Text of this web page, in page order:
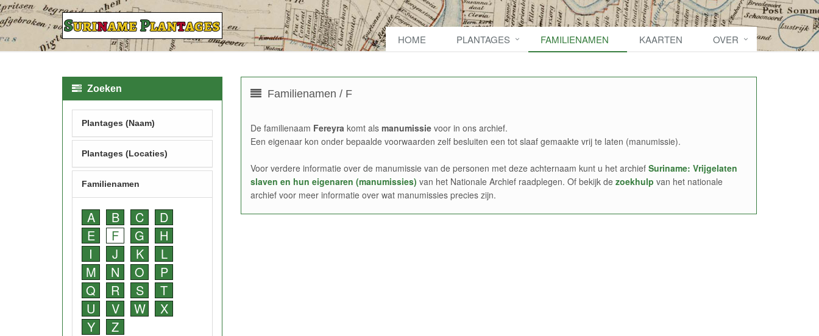
HOME PLANTAGES FAMILIENAMEN KAARTEN OVER
Familienamen / F
De familienaam Fereyrakomt als manumissievoor in ons archief.
Een eigenaar kon onder bepaalde voorwaarden zelf besluiten een tot slaaf gemaakte vrij te laten (manumissie).
Voor verdere informatie over de manumissie van de personen met deze achternaam kunt u het archief Suriname: Vrijgelaten
slaven en hun eigenaren (manumissies) van het Nationale Archief raadplegen. Of bekijk de zoekhulp van het nationale
archief voor meer informatie over wat manumissies precies zijn.
Zoeken
Plantages (Naam)
Plantages (Locaties)
Familienamen
A B C
D
E
F G
H
I
J K
L
M
N O
P
Q
R S
T
U
V W
X
Y
Z